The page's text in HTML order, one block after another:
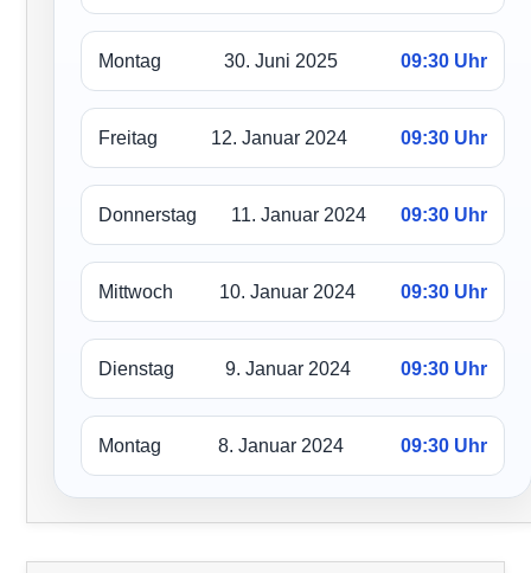
Montag 30. Juni 2025 09:30 Uhr
Freitag 12. Januar 2024 09:30 Uhr
Donnerstag 11. Januar 2024 09:30 Uhr
Mittwoch 10. Januar 2024 09:30 Uhr
Dienstag 9. Januar 2024 09:30 Uhr
Montag 8. Januar 2024 09:30 Uhr